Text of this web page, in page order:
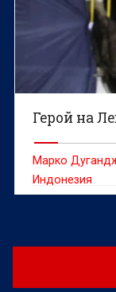
Герой на
Марко
Индонезия